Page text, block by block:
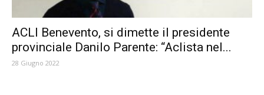
ACLI Benevento, si dimette il presidente
provinciale Danilo Parente: “Aclista nel...
28 Giugno 2022